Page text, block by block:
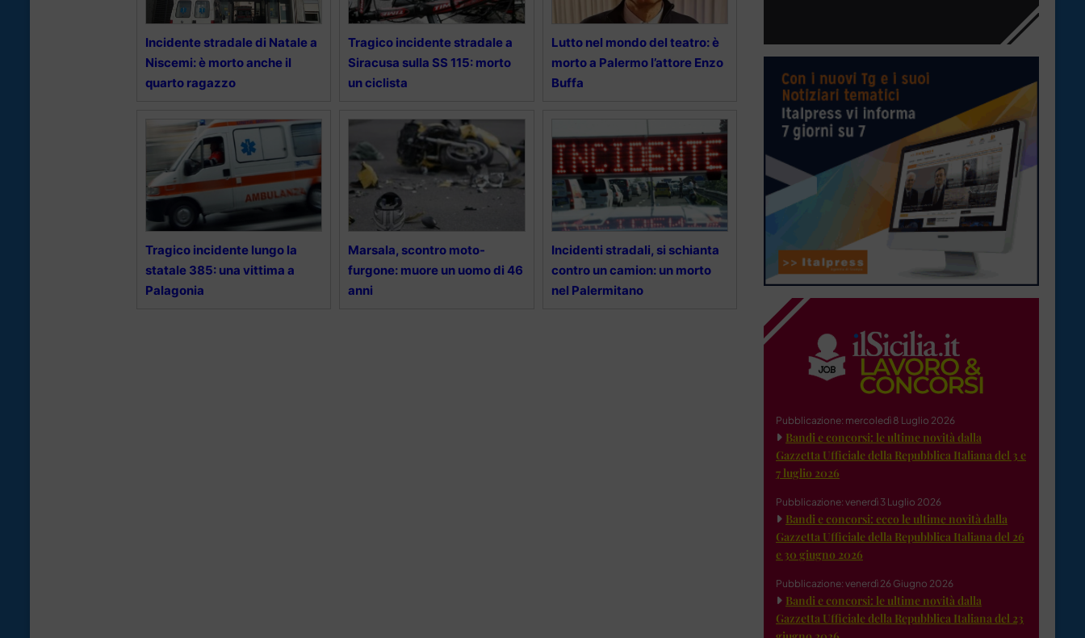
Incidente stradale di Natale a
Niscemi: è morto anche il
quarto ragazzo
Tragico incidente stradale a
Siracusa sulla SS 115: morto
un ciclista
Lutto nel mondo del teatro: è
morto a Palermo l’attore Enzo
Buffa
Tragico incidente lungo la
statale 385: una vittima a
Palagonia
Marsala, scontro moto-
furgone: muore un uomo di 46
anni
Incidenti stradali, si schianta
contro un camion: un morto
nel Palermitano
Pubblicazione: mercoledì 8 Luglio 2026
Bandi e concorsi: le ultime novità dalla
Gazzetta Ufficiale della Repubblica Italiana del 3 e
7 luglio 2026
Pubblicazione: venerdì 3 Luglio 2026
Bandi e concorsi: ecco le ultime novità dalla
Gazzetta Ufficiale della Repubblica Italiana del 26
e 30 giugno 2026
Pubblicazione: venerdì 26 Giugno 2026
Bandi e concorsi: le ultime novità dalla
Gazzetta Ufficiale della Repubblica Italiana del 23